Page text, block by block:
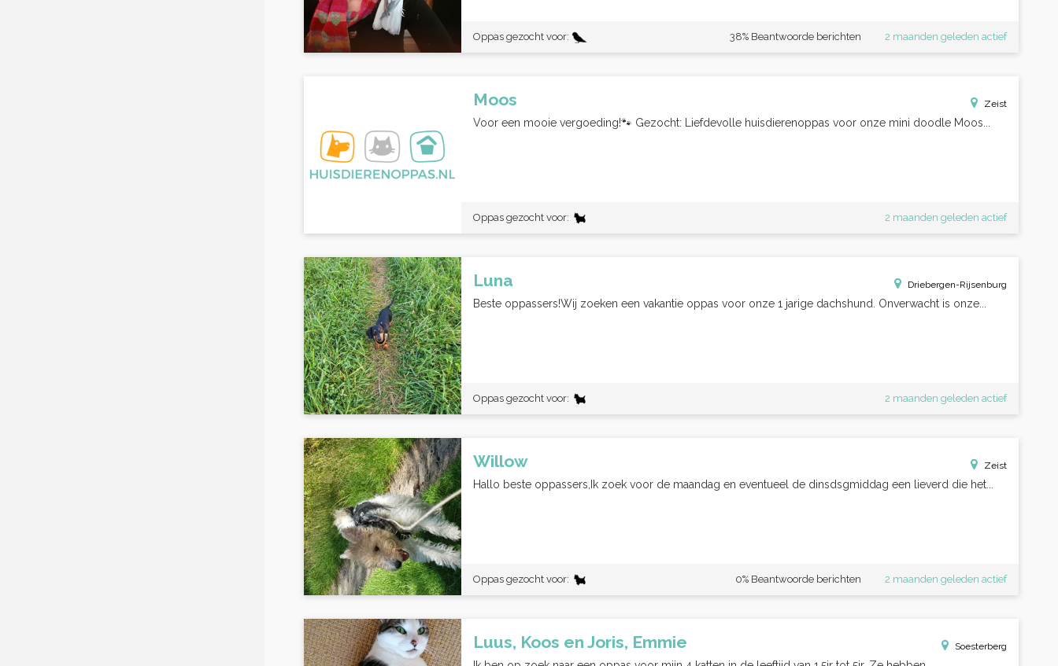
Oppas gezocht voor: 2 maanden geleden actief
38% Beantwoorde berichten
Moos Zeist
Voor een mooie vergoeding!🐾 Gezocht: Liefdevolle huisdierenoppas voor onze mini doodle Moos...
Oppas gezocht voor: 2 maanden geleden actief
Luna Driebergen-Rijsenburg
Beste oppassers!Wij zoeken een vakantie oppas voor onze 1 jarige dachshund. Onverwacht is onze...
Oppas gezocht voor: 2 maanden geleden actief
Willow Zeist
Hallo beste oppassers,Ik zoek voor de maandag en eventueel de dinsdsgmiddag een lieverd die het...
Oppas gezocht voor: 2 maanden geleden actief
0% Beantwoorde berichten
Luus, Koos en Joris, Emmie Soesterberg